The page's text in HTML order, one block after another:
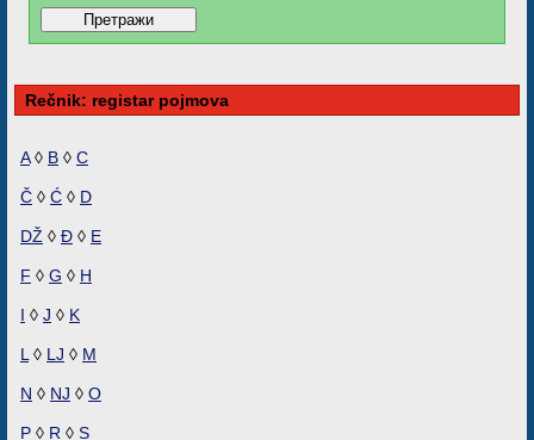
Rečnik: registar pojmova
A◊ B ◊ C
Č ◊ Ć ◊ D
DŽ ◊ Đ ◊ E
F ◊ G ◊ H
I ◊ J ◊ K
L ◊ LJ ◊ M
N ◊ NJ ◊ O
P ◊ R ◊ S